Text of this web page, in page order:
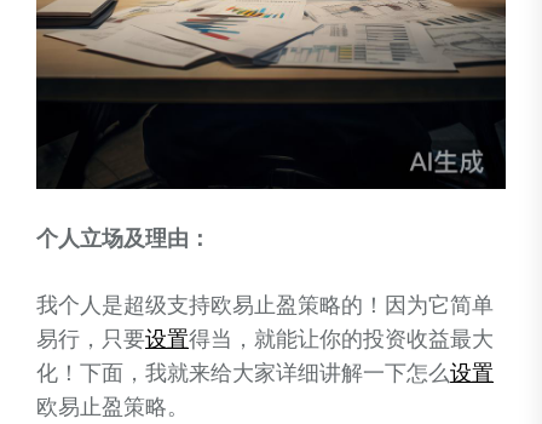
个人立场及理由：
我个人是超级支持欧易止盈策略的！因为它简单
易行，只要设置得当，就能让你的投资收益最大
化！下面，我就来给大家详细讲解一下怎么设置
欧易止盈策略。